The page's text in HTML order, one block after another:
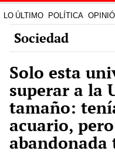
LO ÚLTIMO POLÍTICA
Sociedad
Solo esta
superar a la
tamaño:
acuario,
abandonada